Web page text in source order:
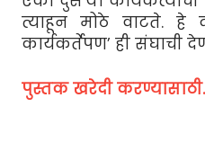
त्याहून मोठे वाटते. हे
कार्यकर्तेपण’ ही संघाची
पुस्तक खरेदी